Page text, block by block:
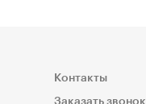
Контакты